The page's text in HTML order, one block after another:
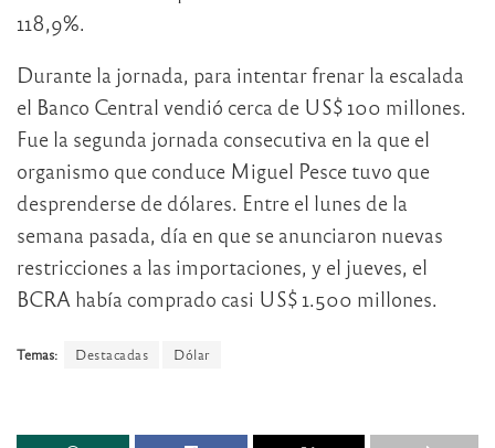
118,9%.
Durante la jornada, para intentar frenar la escalada
el Banco Central vendió cerca de US$ 100 millones.
Fue la segunda jornada consecutiva en la que el
organismo que conduce Miguel Pesce tuvo que
desprenderse de dólares. Entre el lunes de la
semana pasada, día en que se anunciaron nuevas
restricciones a las importaciones, y el jueves, el
BCRA había comprado casi US$ 1.500 millones.
Temas: Destacadas Dólar